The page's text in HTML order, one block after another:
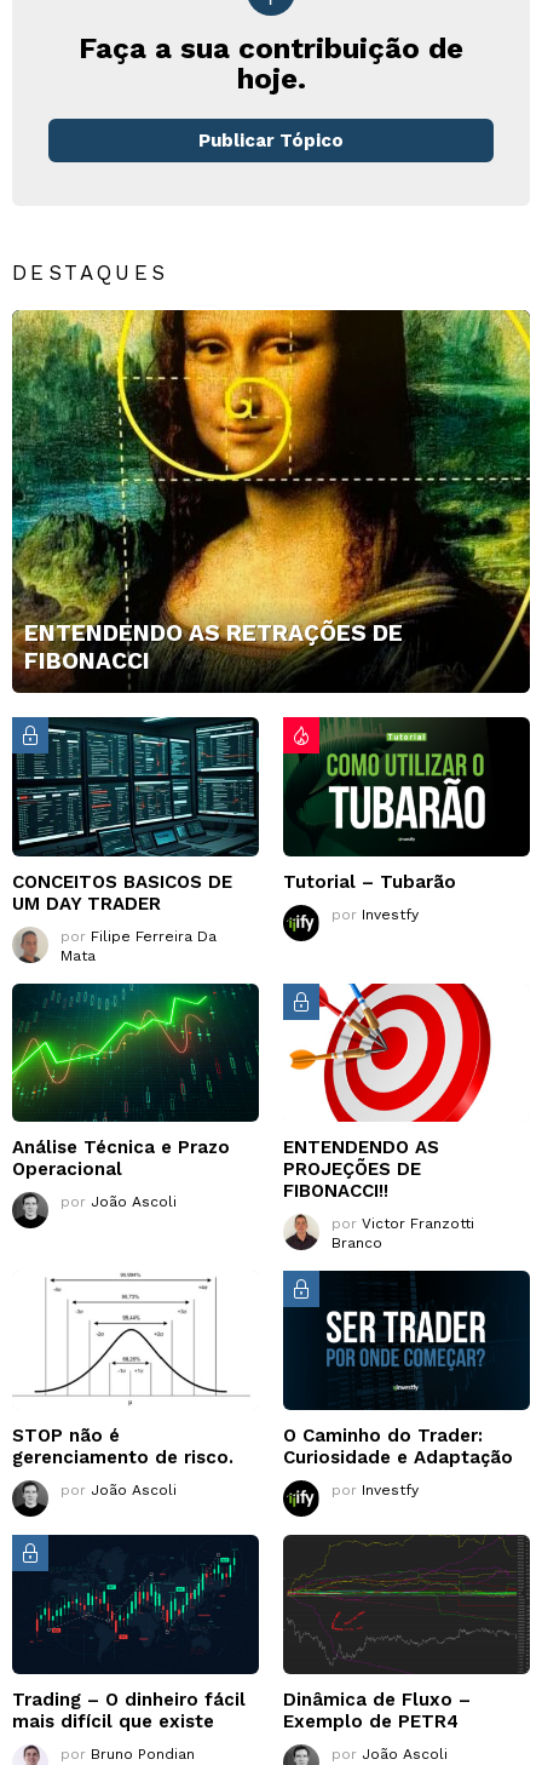
Faça a sua contribuição de
hoje.
Publicar Tópico
DESTAQUES
ENTENDENDO AS RETRAÇÕES DE
FIBONACCI
CONCEITOS BASICOS DE
UM DAY TRADER
por Filipe Ferreira Da
Mata
Tutorial – Tubarão
por Investfy
Análise Técnica e Prazo
Operacional
por João Ascoli
ENTENDENDO AS
PROJEÇÕES DE
FIBONACCI!!
por Victor Franzotti
Branco
STOP não é
gerenciamento de risco.
por João Ascoli
O Caminho do Trader:
Curiosidade e Adaptação
por Investfy
Trading – O dinheiro fácil
mais difícil que existe
por Bruno Pondian
Dinâmica de Fluxo –
Exemplo de PETR4
por João Ascoli